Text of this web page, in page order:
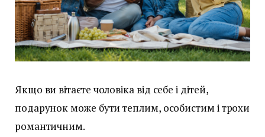
Якщо ви вітаєте чоловіка від себе і дітей,
подарунок може бути теплим, особистим і трохи
романтичним.